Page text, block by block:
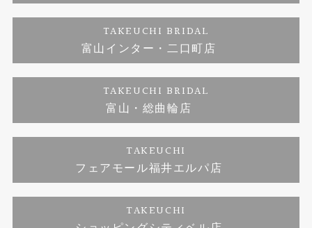
福井指輪工房｜手作り結婚指輪 and 婚約指輪
福井工房｜手作り婚約指輪プロポーズプラン
TAKEUCHI BRIDAL
富山インター・二口町店
TAKEUCHI BRIDAL
富山・総曲輪店
TAKEUCHI
フェアモール福井エルパ店
TAKEUCHI